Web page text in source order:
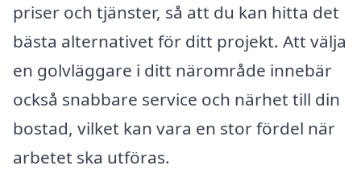
priser och tjänster, så att du kan hitta det
bästa alternativet för ditt projekt. Att välja
en golvläggare i ditt närområde innebär
också snabbare service och närhet till din
bostad, vilket kan vara en stor fördel när
arbetet ska utföras.